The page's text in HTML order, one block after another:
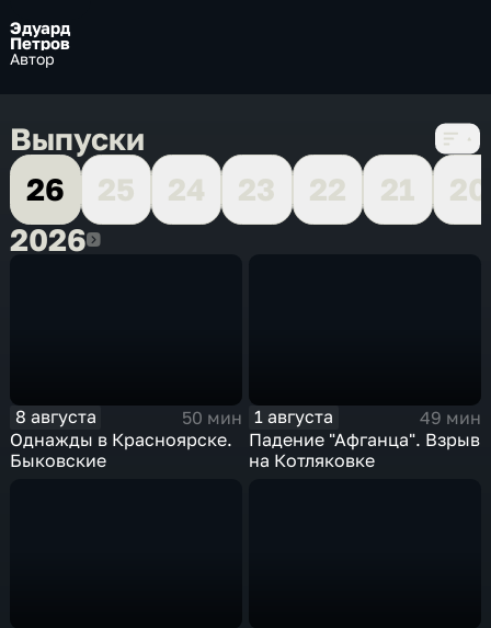
Эдуард
Петров
Автор
Выпуски
26
25 24 23 22 21
20
20262026
8 августа
50 мин
Однажды в Красноярске.
Быковские
1 августа
49 мин
Падение "Афганца". Взрыв
на Котляковке